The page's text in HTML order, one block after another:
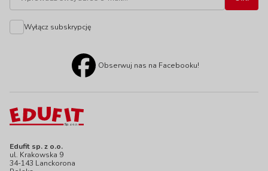
Edufit sp. z o.o.
ul. Krakowska 9
34-143 Lanckorona
Wyłącz subskrypcję
Obserwuj nas na Facebooku!